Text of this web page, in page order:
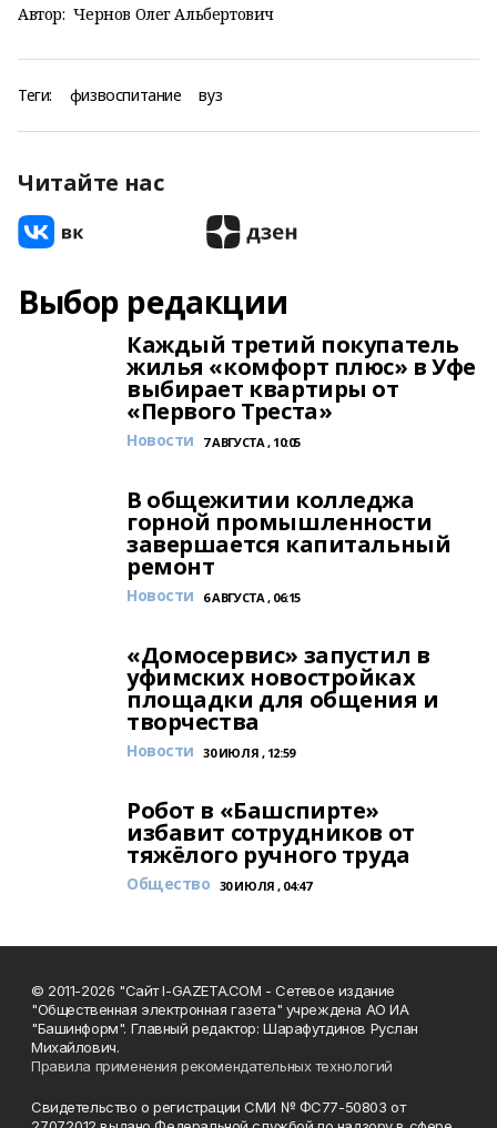
Автор: Чернов Олег Альбертович
Теги: физвоспитание вуз
Читайте нас
Выбор редакции
Каждый третий покупатель
жилья «комфорт плюс» в Уфе
выбирает квартиры от
«Первого Треста»
Новости 7 АВГУСТА , 10:05
В общежитии колледжа
горной промышленности
завершается капитальный
ремонт
Новости 6 АВГУСТА , 06:15
«Домосервис» запустил в
уфимских новостройках
площадки для общения и
творчества
Новости 30 ИЮЛЯ , 12:59
Робот в «Башспирте»
избавит сотрудников от
тяжёлого ручного труда
Общество 30 ИЮЛЯ , 04:47
© 2011-2026 "Сайт I-GAZETA.COM - Сетевое издание
"Общественная электронная газета" учреждена АО ИА
"Башинформ". Главный редактор: Шарафутдинов Руслан
Михайлович.
Правила применения рекомендательных технологий
Свидетельство о регистрации СМИ № ФС77-50803 от